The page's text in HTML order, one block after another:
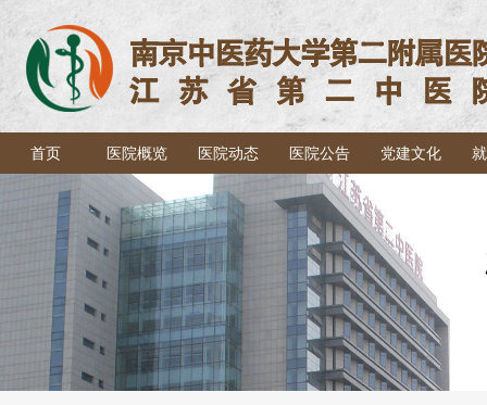
首页 医院概览 医院动态 医院公告 党建文化